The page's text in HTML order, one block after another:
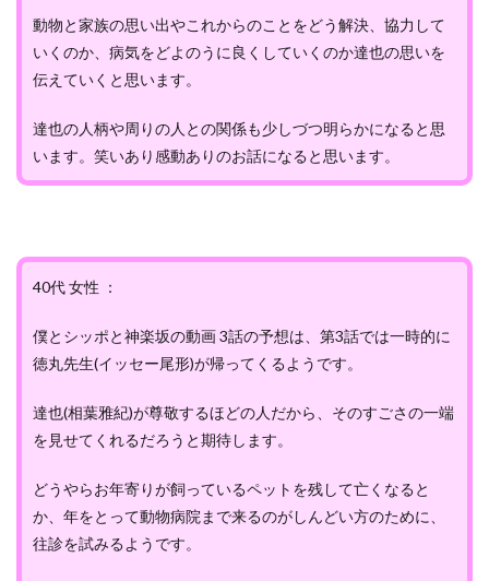
動物と家族の思い出やこれからのことをどう解決、協力して
いくのか、病気をどよのうに良くしていくのか達也の思いを
伝えていくと思います。
達也の人柄や周りの人との関係も少しづつ明らかになると思
います。笑いあり感動ありのお話になると思います。
40代 女性 ：
僕とシッポと神楽坂の動画 3話の予想は、第3話では一時的に
徳丸先生(イッセー尾形)が帰ってくるようです。
達也(相葉雅紀)が尊敬するほどの人だから、そのすごさの一端
を見せてくれるだろうと期待します。
どうやらお年寄りが飼っているペットを残して亡くなると
か、年をとって動物病院まで来るのがしんどい方のために、
往診を試みるようです。